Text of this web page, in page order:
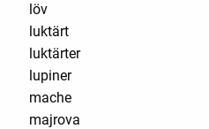
löv
luktärt
luktärter
lupiner
mache
majrova